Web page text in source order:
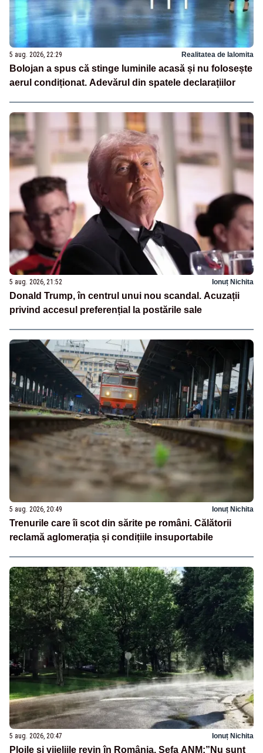
5 aug. 2026, 22:29 Realitatea de Ialomita
Bolojan a spus că stinge luminile acasă și nu folosește
aerul condiționat. Adevărul din spatele declarațiilor
5 aug. 2026, 21:52 Ionuț Nichita
Donald Trump, în centrul unui nou scandal. Acuzații
privind accesul preferențial la postările sale
5 aug. 2026, 20:49 Ionuț Nichita
Trenurile care îi scot din sărite pe români. Călătorii
reclamă aglomerația și condițiile insuportabile
5 aug. 2026, 20:47 Ionuț Nichita
Ploile și vijeliile revin în România. Șefa ANM:”Nu sunt